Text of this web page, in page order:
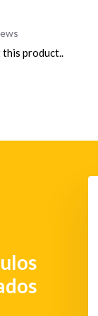
product..